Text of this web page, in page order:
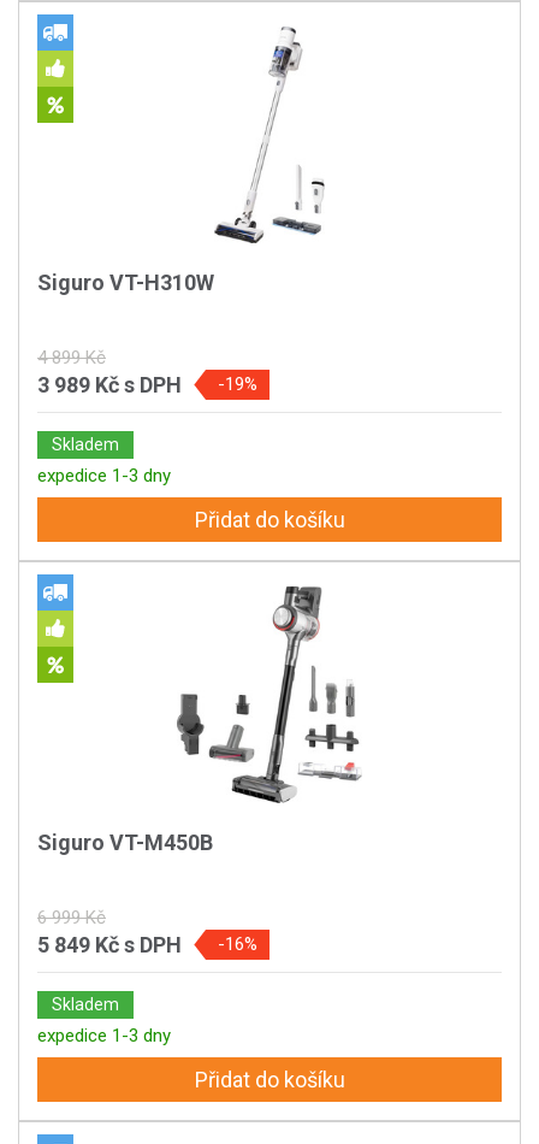
Siguro VT-H310W
4 899 Kč
3 989 Kčs DPH -19%
Skladem
expedice 1-3 dny
Přidat do košíku
Siguro VT-M450B
6 999 Kč
5 849 Kčs DPH -16%
Skladem
expedice 1-3 dny
Přidat do košíku